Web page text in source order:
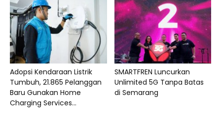
Adopsi Kendaraan Listrik
Tumbuh, 21.865 Pelanggan
Baru Gunakan Home
Charging Services...
SMARTFREN Luncurkan
Unlimited 5G Tanpa Batas
di Semarang